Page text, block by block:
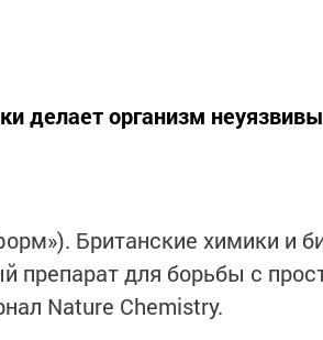
делает организм
Британские химики и
препарат для борьбы с
Nature Chemistry.